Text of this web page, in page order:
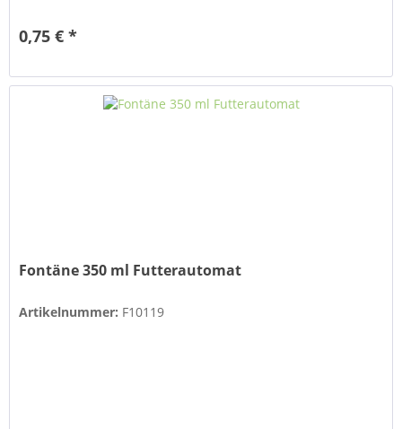
0,75 € *
Fontäne 350 ml Futterautomat
Artikelnummer: F10119